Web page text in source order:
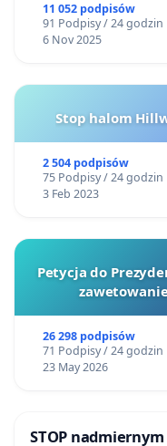
11 052 podpisów
91 Podpisy / 24 godzin
6 Nov 2025
Stop halom
2 504 podpisów
75 Podpisy / 24 godzin
3 Feb 2023
Petycja do
26 298 podpisów
71 Podpisy / 24 godzin
23 May 2026
STOP